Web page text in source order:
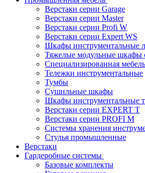
Верстаки серии Garage
Верстаки серии Master
Верстаки серии Profi W
Верстаки серии Expert WS
Шкафы инструментальные
Тяжелые модульные шкафы
Cпециализированная мебель
Тележки инструментальные
Тумбы
Cушильные шкафы
Шкафы инструментальные
Верстаки серии EXPERT T
Верстаки серии PROFI M
Системы хранения
Стулья промышленные
Верстаки
Гардеробные системы
Базовые комплекты